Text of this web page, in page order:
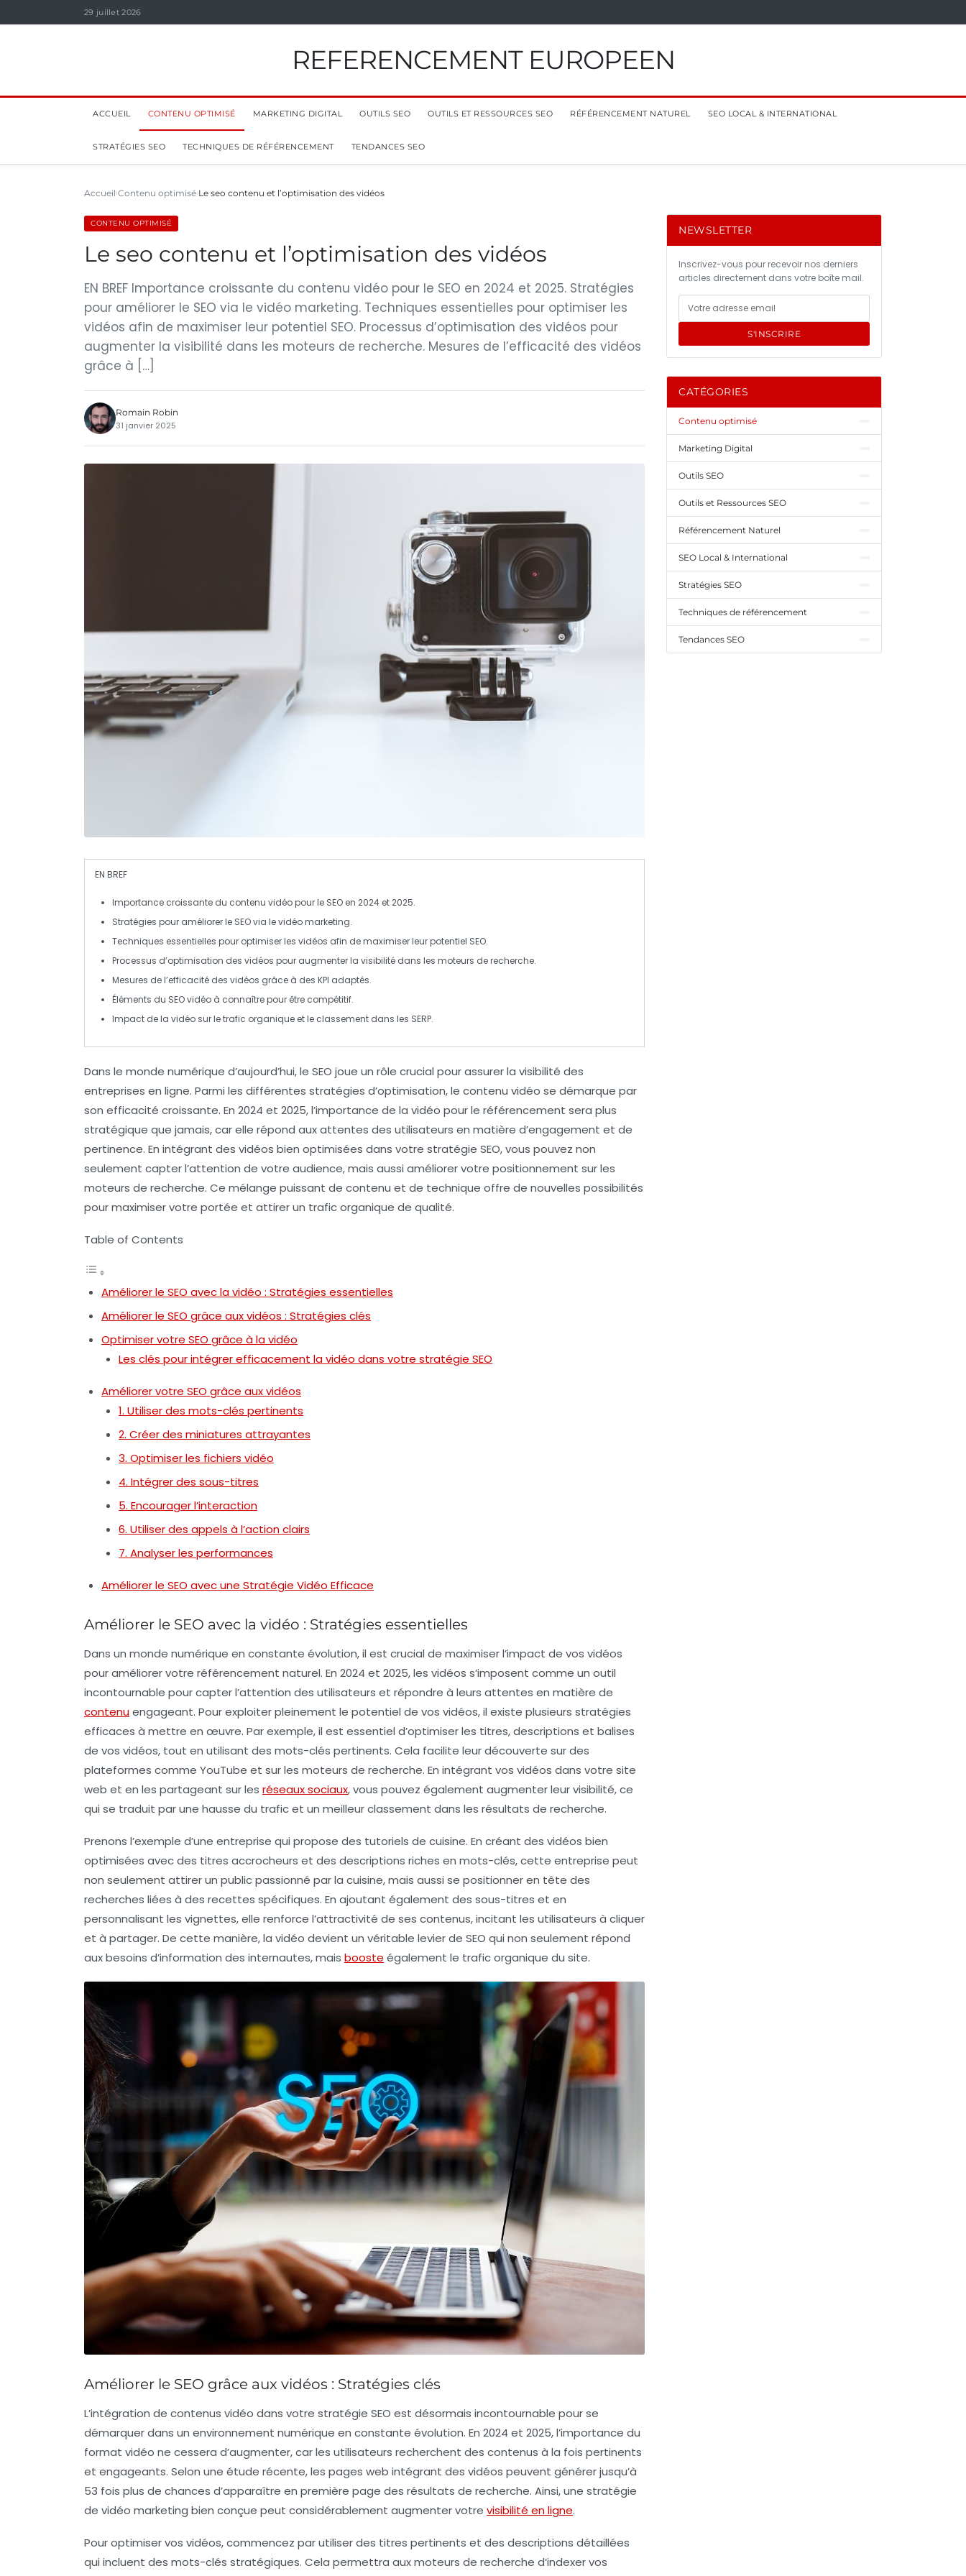
29 juillet 2026
REFERENCEMENT EUROPEEN
ACCUEIL CONTENU OPTIMISÉ MARKETING DIGITAL OUTILS SEO OUTILS ET RESSOURCES SEO RÉFÉRENCEMENT NATUREL SEO LOCAL & INTERNATIONAL
STRATÉGIES SEO TECHNIQUES DE RÉFÉRENCEMENT TENDANCES SEO
Accueil Contenu optimisé Le seo contenu et l’optimisation des vidéos
CONTENU OPTIMISÉ
Le seo contenu et l’optimisation des vidéos
EN BREF Importance croissante du contenu vidéo pour le SEO en 2024 et 2025. Stratégies
pour améliorer le SEO via le vidéo marketing. Techniques essentielles pour optimiser les
vidéos afin de maximiser leur potentiel SEO. Processus d’optimisation des vidéos pour
augmenter la visibilité dans les moteurs de recherche. Mesures de l’efficacité des vidéos
grâce à […]
Romain Robin
31 janvier 2025
EN BREF
Importance croissante du contenu vidéopour le SEO en 2024 et 2025.
Stratégies pour améliorer le SEOvia levidéo marketing.
Techniques essentielles pour optimiserles vidéos afin de maximiser leurpotentiel SEO.
Processus d’optimisation des vidéos pour augmenter la visibilité dans les moteurs de recherche.
Mesures de l’efficacité des vidéos grâce à des KPI adaptés.
Éléments du SEO vidéo à connaître pour être compétitif.
Impact de la vidéo sur letrafic organique et le classement dans les SERP.
Dans le monde numérique d’aujourd’hui, le SEO joue un rôle crucial pour assurer la visibilité des
entreprises en ligne. Parmi les différentes stratégies d’optimisation, le contenu vidéo se démarque par
son efficacité croissante. En 2024 et 2025, l’importance de la vidéo pour le référencement sera plus
stratégique que jamais, car elle répond aux attentes des utilisateurs en matière d’engagement et de
pertinence. En intégrant des vidéos bien optimisées dans votre stratégie SEO, vous pouvez non
seulement capter l’attention de votre audience, mais aussi améliorer votre positionnement sur les
moteurs de recherche. Ce mélange puissant de contenu et de technique offre de nouvelles possibilités
pour maximiser votre portée et attirer un trafic organique de qualité.
Table of Contents
Améliorer le SEO avec la vidéo : Stratégies essentielles
Améliorer le SEO grâce aux vidéos : Stratégies clés
Optimiser votre SEO grâce à la vidéo
Les clés pour intégrer efficacement la vidéo dans votre stratégie SEO
Améliorer votre SEO grâce aux vidéos
1. Utiliser des mots-clés pertinents
2. Créer des miniatures attrayantes
3. Optimiser les fichiers vidéo
4. Intégrer des sous-titres
5. Encourager l’interaction
6. Utiliser des appels à l’action clairs
7. Analyser les performances
Améliorer le SEO avec une Stratégie Vidéo Efficace
Améliorer le SEO avec la vidéo : Stratégies essentielles
Dans un monde numérique en constante évolution, il est crucial de maximiser l’impact de vos vidéos
pour améliorer votre référencement naturel. En 2024 et 2025, les vidéos s’imposent comme un outil
incontournable pour capter l’attention des utilisateurs et répondre à leurs attentes en matière de
contenuengageant. Pour exploiter pleinement le potentiel de vos vidéos, il existe plusieurs stratégies
efficaces à mettre en œuvre. Par exemple, il est essentiel d’optimiser les titres, descriptions et balises
de vos vidéos, tout en utilisant des mots-clés pertinents. Cela facilite leur découverte sur des
plateformes comme YouTube et sur les moteurs de recherche. En intégrant vos vidéos dans votre site
web et en les partageant sur les réseaux sociaux, vous pouvez également augmenter leurvisibilité, ce
qui se traduit par une hausse du trafic et un meilleur classement dans les résultats de recherche.
Prenons l’exemple d’une entreprise qui propose des tutoriels de cuisine. En créant des vidéos bien
optimisées avec des titres accrocheurs et des descriptions riches en mots-clés, cette entreprise peut
non seulement attirer un public passionné par la cuisine, mais aussi se positionner en tête des
recherches liées à des recettes spécifiques. En ajoutant également des sous-titres et en
personnalisant les vignettes, elle renforce l’attractivité de ses contenus, incitant les utilisateurs à cliquer
et à partager. De cette manière, la vidéo devient un véritable levier de SEO qui non seulement répond
aux besoins d’information des internautes, mais booste également le trafic organique du site.
Améliorer le SEO grâce aux vidéos : Stratégies clés
L’intégration de contenus vidéo dans votre stratégie SEO est désormais incontournable pour se
démarquer dans un environnement numérique en constante évolution. En 2024 et 2025, l’importance du
format vidéo ne cessera d’augmenter, car les utilisateurs recherchent des contenus à la fois pertinents
et engageants. Selon une étude récente, les pages web intégrant des vidéos peuvent générer jusqu’à
53 fois plus de chances d’apparaître en première page des résultats de recherche. Ainsi, une stratégie
de vidéo marketing bien conçue peut considérablement augmenter votre visibilité en ligne.
Pour optimiser vos vidéos, commencez par utiliser des titres pertinents et des descriptions détaillées
qui incluent des mots-clés stratégiques. Cela permettra aux moteurs de recherche d’indexer vos
NEWSLETTER
Inscrivez-vous pour recevoir nos derniers
articles directement dans votre boîte mail.
S'INSCRIRE
CATÉGORIES
Contenu optimisé
Marketing Digital
Outils SEO
Outils et Ressources SEO
Référencement Naturel
SEO Local & International
Stratégies SEO
Techniques de référencement
Tendances SEO